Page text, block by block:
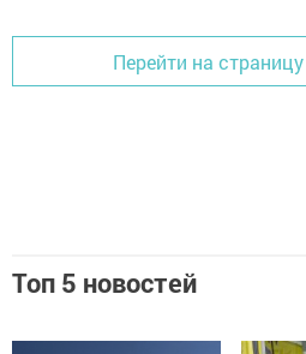
Перейти на
Топ 5 новостей